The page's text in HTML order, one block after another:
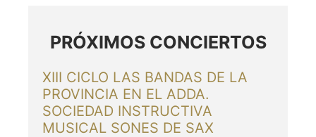
PRÓXIMOS CONCIERTOS
XIII CICLO LAS BANDAS DE LA
PROVINCIA EN EL ADDA.
SOCIEDAD INSTRUCTIVA
MUSICAL SONES DE SAX